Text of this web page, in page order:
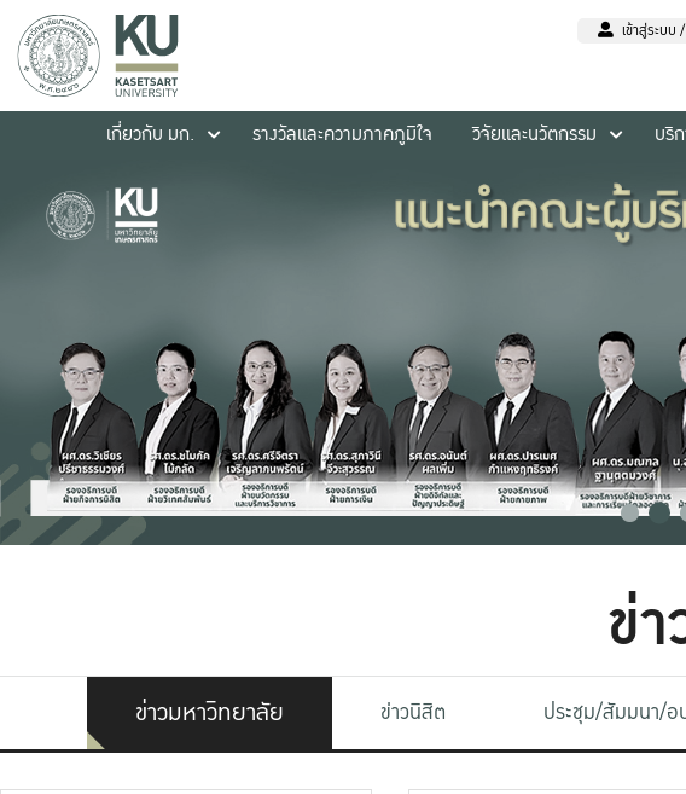
เข้าสู่ระบ
เกี่ยวกับ มก.
รางวัลและความภาคภูมิใจ วิจัยและนวัตกรรม บริ
ข่
ข่าวมหาวิทยาลัย ข่าวนิสิต ประชุม/สัมมนา/อ